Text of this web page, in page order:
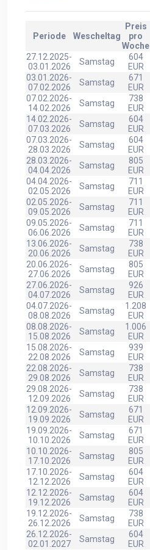
Periode Wescheltag
Preis
pro
Woche
27.12.2025-
03.01.2026
Samstag
604
EUR
03.01.2026-
07.02.2026
Samstag
671
EUR
07.02.2026-
14.02.2026
Samstag
738
EUR
14.02.2026-
07.03.2026
Samstag
604
EUR
07.03.2026-
28.03.2026
Samstag
604
EUR
28.03.2026-
04.04.2026
Samstag
805
EUR
04.04.2026-
02.05.2026
Samstag
711
EUR
02.05.2026-
09.05.2026
Samstag
711
EUR
09.05.2026-
06.06.2026
Samstag
711
EUR
13.06.2026-
20.06.2026
Samstag
738
EUR
20.06.2026-
27.06.2026
Samstag
805
EUR
27.06.2026-
04.07.2026
Samstag
926
EUR
04.07.2026-
08.08.2026
Samstag
1.208
EUR
08.08.2026-
15.08.2026
Samstag
1.006
EUR
15.08.2026-
22.08.2026
Samstag
939
EUR
22.08.2026-
29.08.2026
Samstag
738
EUR
29.08.2026-
12.09.2026
Samstag
738
EUR
12.09.2026-
19.09.2026
Samstag
671
EUR
19.09.2026-
10.10.2026
Samstag
671
EUR
10.10.2026-
17.10.2026
Samstag
805
EUR
17.10.2026-
12.12.2026
Samstag
604
EUR
12.12.2026-
19.12.2026
Samstag
604
EUR
19.12.2026-
26.12.2026
Samstag
738
EUR
26.12.2026-
02.01.2027
Samstag
604
EUR